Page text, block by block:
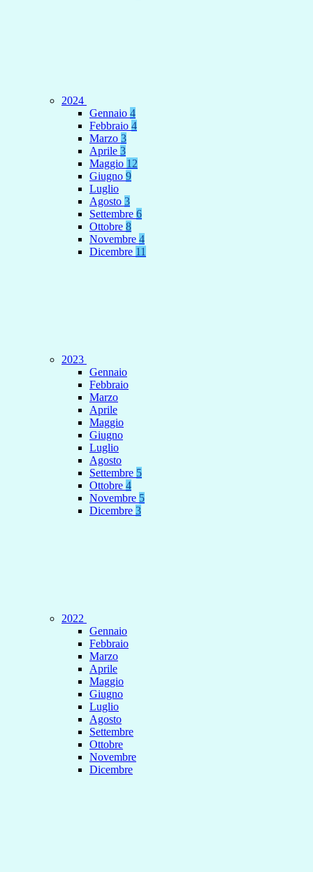
2024
Gennaio 4
Febbraio 4
Marzo 3
Aprile 3
Maggio 12
Giugno 9
Luglio
Agosto 3
Settembre 6
Ottobre 8
Novembre 4
Dicembre 11
2023
Gennaio
Febbraio
Marzo
Aprile
Maggio
Giugno
Luglio
Agosto
Settembre 5
Ottobre 4
Novembre 5
Dicembre 3
2022
Gennaio
Febbraio
Marzo
Aprile
Maggio
Giugno
Luglio
Agosto
Settembre
Ottobre
Novembre
Dicembre